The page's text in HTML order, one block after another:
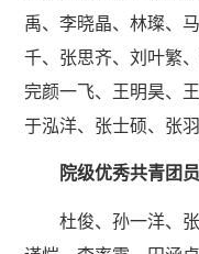
禹、李晓晶、林璨、
千、张思齐、刘叶繁
完颜一飞、王明昊、
于泓洋、张士硕、张
院级优秀共青团员
杜俊、孙一洋、